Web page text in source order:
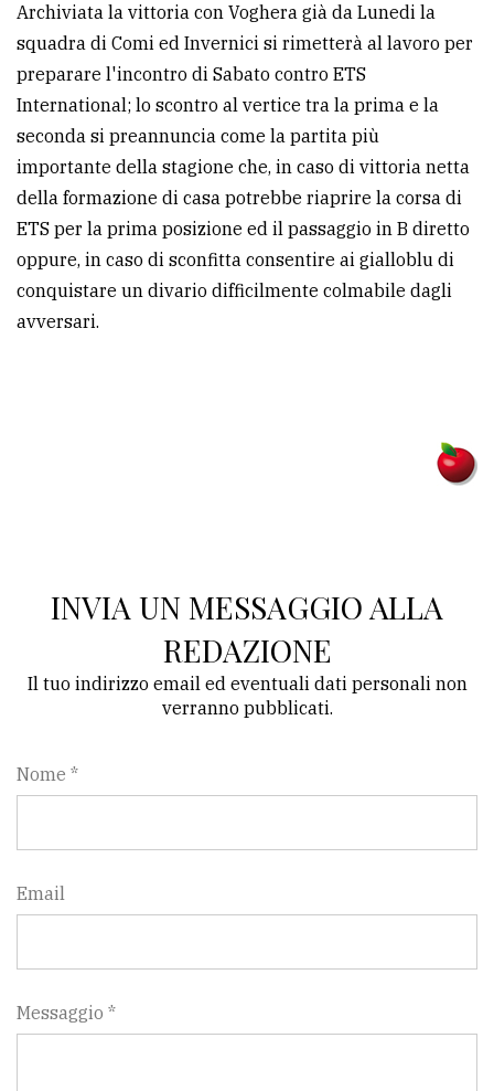
Archiviata la vittoria con Voghera già da Lunedi la
squadra di Comi ed Invernici si rimetterà al lavoro per
preparare l'incontro di Sabato contro ETS
International; lo scontro al vertice tra la prima e la
seconda si preannuncia come la partita più
importante della stagione che, in caso di vittoria netta
della formazione di casa potrebbe riaprire la corsa di
ETS per la prima posizione ed il passaggio in B diretto
oppure, in caso di sconfitta consentire ai gialloblu di
conquistare un divario difficilmente colmabile dagli
avversari.
INVIA UN MESSAGGIO ALLA
REDAZIONE
Il tuo indirizzo email ed eventuali dati personali non
verranno pubblicati.
Nome *
Email
Messaggio *